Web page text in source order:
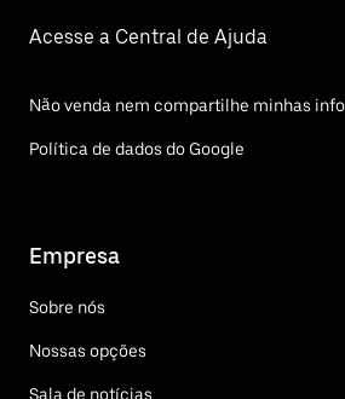
Acesse a Central de Ajuda
Não venda nem compartilhe minhas
Política de dados do Google
Empresa
Sobre nós
Nossas opções
Sala de notícias